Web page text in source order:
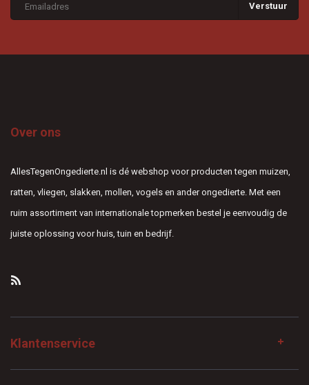
Verstuur
Over ons
AllesTegenOngedierte.nl is dé webshop voor producten tegen muizen,
ratten, vliegen, slakken, mollen, vogels en ander ongedierte. Met een
ruim assortiment van internationale topmerken bestel je eenvoudig de
juiste oplossing voor huis, tuin en bedrijf.
Klantenservice